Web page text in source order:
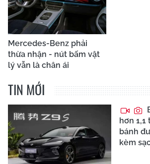
Mercedes-Benz phải
thừa nhận - nút bấm vật
lý vẫn là chân ái
TIN MỚI
hơn
bánh
kèm